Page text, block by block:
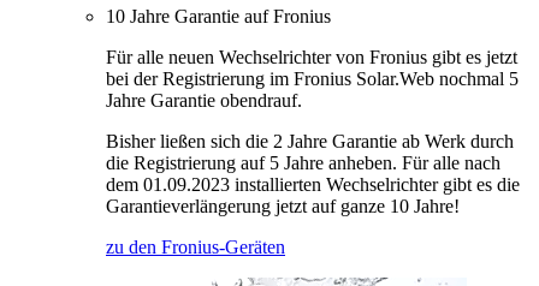
10 Jahre Garantie auf Fronius
Für alle neuen Wechselrichter von Fronius gibt es jetzt
bei der Registrierung im Fronius Solar.Web nochmal 5
Jahre Garantie obendrauf.
Bisher ließen sich die 2 Jahre Garantie ab Werk durch
die Registrierung auf 5 Jahre anheben. Für alle nach
dem 01.09.2023 installierten Wechselrichter gibt es die
Garantieverlängerung jetzt auf ganze 10 Jahre!
zu den Fronius-Geräten